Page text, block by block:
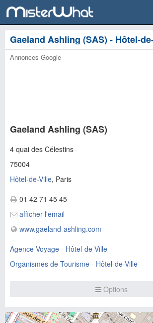
Annonces Google
Gaeland Ashling (SAS)
4 quai des Célestins
75004
Hôtel-de-Ville, Paris
01 42 71 45 45
afficher l'email
www.gaeland-ashling.com
Agence Voyage - Hôtel-de-Ville
Organismes de Tourisme - Hôtel-de-Ville
Options